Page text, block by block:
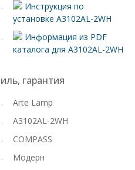
Инструкция по
установке A3102AL-2WH
Информация из PDF
каталога для A3102AL-2WH
гарантия
Arte Lamp
A3102AL-2WH
COMPASS
Модерн